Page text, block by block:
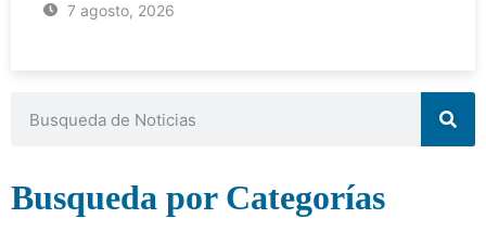
7 agosto, 2026
Busqueda por Categorías